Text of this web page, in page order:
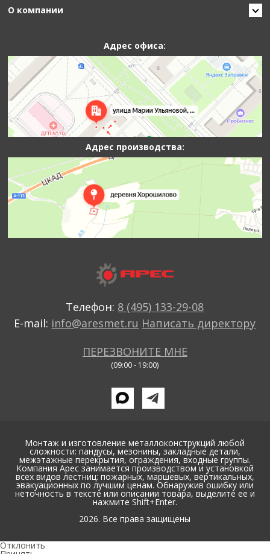
О компании
Адрес офиса:
Адрес производства:
Телефон: 8 (495) 133-29-08
E-mail: info@aresmet.ru Написать директору
ПЕРЕЗВОНИТЕ МНЕ
(09:00 - 19:00)
Монтаж и изготовление металлоконструкций любой
сложности: пандусы, мезонины, закладные детали,
межэтажные перекрытия, ограждения, входные группы.
Компания Арес занимается производством и установкой
всех видов лестниц: пожарных, маршевых, вертикальных,
эвакуационных по лучшим ценам. Обнаружив ошибку или
неточность в тексте или описании товара, выделите ее и
нажмите Shift+Enter.
2026. Все права защищены
Отклонить